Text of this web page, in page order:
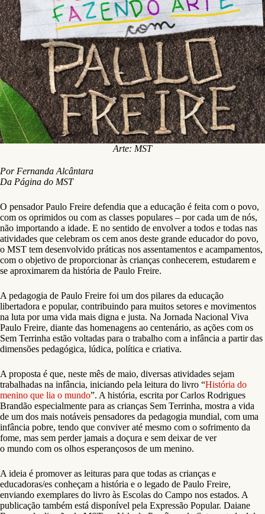
Arte: MST
Por Fernanda Alcântara
Da Página do MST
O pensador Paulo Freire defendia que a educação é feita com o povo,
com os oprimidos ou com as classes populares – por cada um de nós,
não importando a idade. E no sentido de envolver a todos e todas nas
atividades que celebram os cem anos deste grande educador do povo,
o MST tem desenvolvido práticas nos assentamentos e acampamentos,
com o objetivo de proporcionar às crianças conhecerem, estudarem e
se aproximarem da história de Paulo Freire.
A pedagogia de Paulo Freire foi um dos pilares da educação
libertadora e popular, contribuindo para muitos setores e movimentos
na luta por uma vida mais digna e justa. Na Jornada Nacional Viva
Paulo Freire, diante das homenagens ao centenário, as ações com os
Sem Terrinha estão voltadas para o trabalho com a infância a partir das
dimensões pedagógica, lúdica, política e criativa.
A proposta é que, neste mês de maio, diversas atividades sejam
trabalhadas na infância, iniciando pela leitura do livro “História do
menino que lia o mundo”. A história, escrita por Carlos Rodrigues
Brandão especialmente para as crianças Sem Terrinha, mostra a vida
de um dos mais notáveis pensadores da pedagogia mundial, com uma
infância pobre, tendo que conviver até mesmo com o sofrimento da
fome, mas sem perder jamais a doçura e sem deixar de ver
o mundo com os olhos esperançosos de um menino.
A ideia é promover as leituras para que todas as crianças e
educadoras/es conheçam a história e o legado de Paulo Freire,
enviando exemplares do livro às Escolas do Campo nos estados. A
publicação também está disponível pela Expressão Popular. Daiane